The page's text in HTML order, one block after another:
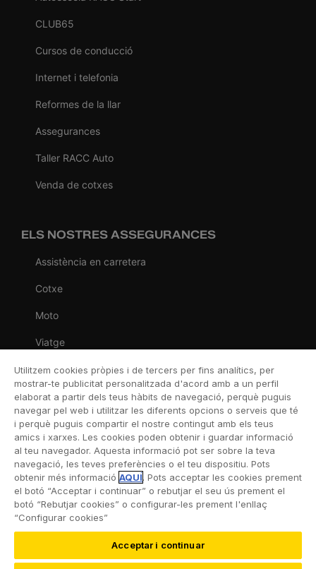
CLUB65
Cursos de conducció
Internet i telefonia
Reformes de la llar
Assegurances
Taller RACC Auto
Venda de cotxes
ELS NOSTRES ASSEGURANCES
Assistència en carretera
Cotxe
Moto
Viatge
Llar
Vida
Decessos
Dental
Esportiva
Esquí
Utilitzem cookies pròpies i de tercers per fins analítics, per
mostrar-te publicitat personalitzada d'acord amb a un perfil
elaborat a partir dels teus hàbits de navegació, perquè puguis
navegar pel web i utilitzar les diferents opcions o serveis que té
i perquè puguis compartir el nostre contingut amb els teus
amics i xarxes. Les cookies poden obtenir i guardar informació
al teu navegador. Aquesta informació pot ser sobre la teva
navegació, les teves preferències o el teu dispositiu. Pots
obtenir més informació AQUÍ. Pots acceptar les cookies prement
el botó “Acceptar i continuar” o rebutjar el seu ús prement el
botó “Rebutjar cookies” o configurar-les prement l'enllaç
“Configurar cookies”
Acceptar i continuar